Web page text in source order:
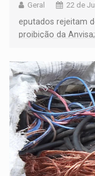
Geral 22 de
eputados rejeitam
proibição da